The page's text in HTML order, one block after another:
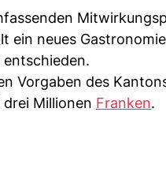
neues
Vorgaben des
Millionen Franken.